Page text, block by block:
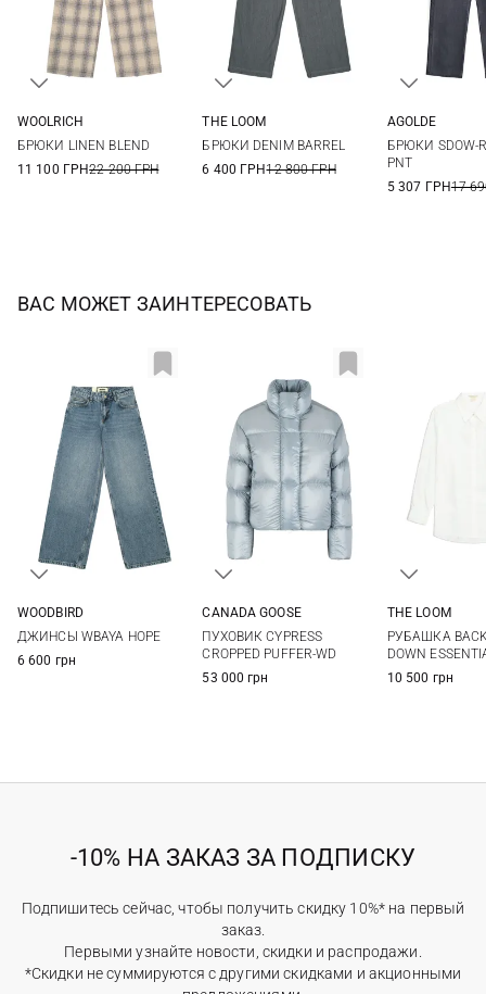
WOOLRICH
БРЮКИ LINEN BLEND
11 100 ГРН22 200 ГРН
THE LOOM
БРЮКИ DENIM BARREL
6 400 ГРН12 800 ГРН
30
AGOLDE
БРЮКИ SDOW-
PNT
5 307 ГРН17
ВАС МОЖЕТ ЗАИНТЕРЕСОВАТЬ
WOODBIRD
ДЖИНСЫ WBAYA HOPE
6 600 грн
CANADA GOOSE
ПУХОВИК CYPRESS
CROPPED PUFFER-WD
53 000 грн
THE LOOM
РУБАШКА BACK
DOWN
10 500 грн
-10% НА ЗАКАЗ ЗА ПОДПИСКУ
Подпишитесь сейчас, чтобы получить скидку 10%* на первый
заказ.
Первыми узнайте новости, скидки и распродажи.
*Скидки не суммируются с другими скидками и акционными